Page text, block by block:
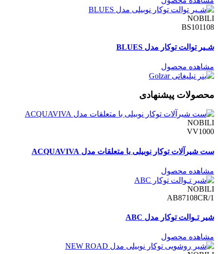
NOBILI
BS101108
شـیر توالت توکار مدل BLUES
مشاهده محصول
محصولات پیشنهادی
NOBILI
VV1000
ست شیرآلات توکار نوبیلی با متعلقات مدل ACQUAVIVA
مشاهده محصول
NOBILI
AB87108CR/1
شیر تـوالت توکار مدل ABC
مشاهده محصول